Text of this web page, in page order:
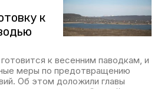
к
к весенним паводкам, и
меры по предотвращению
Об этом доложили главы